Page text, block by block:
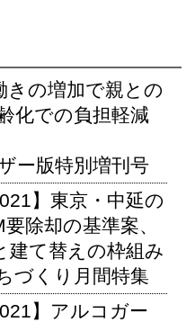
きの増加で親との
化での負担軽減
ー版特別増刊号
】東京・中延の
除却の基準案、
建て替えの枠組み
づくり月間特集
】アルコガー